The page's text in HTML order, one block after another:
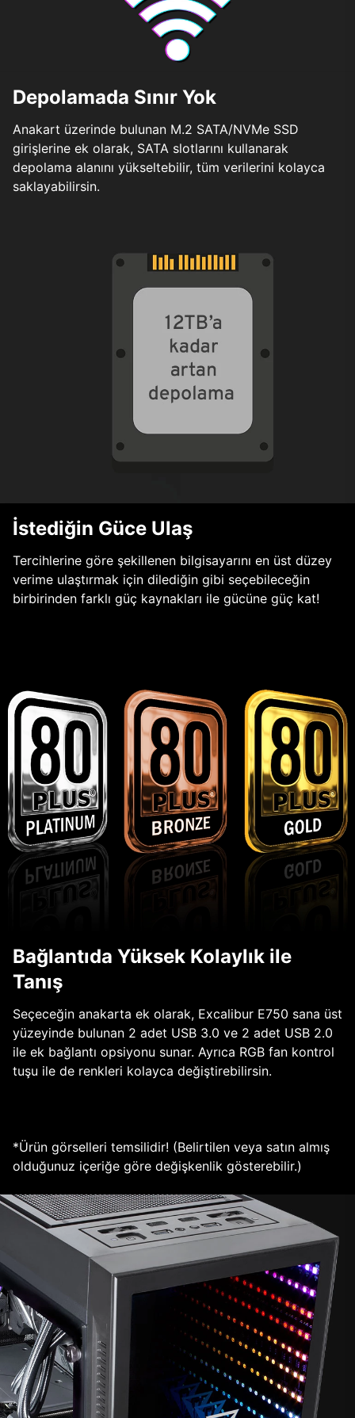
Depolamada Sınır Yok
Anakart üzerinde bulunan M.2 SATA/NVMe SSD
girişlerine ek olarak, SATA slotlarını kullanarak
depolama alanını yükseltebilir, tüm verilerini kolayca
saklayabilirsin.
İstediğin Güce Ulaş
Tercihlerine göre şekillenen bilgisayarını en üst düzey
verime ulaştırmak için dilediğin gibi seçebileceğin
birbirinden farklı güç kaynakları ile gücüne güç kat!
Bağlantıda Yüksek Kolaylık ile
Tanış
Seçeceğin anakarta ek olarak, Excalibur E750 sana üst
yüzeyinde bulunan 2 adet USB 3.0 ve 2 adet USB 2.0
ile ek bağlantı opsiyonu sunar. Ayrıca RGB fan kontrol
tuşu ile de renkleri kolayca değiştirebilirsin.
*Ürün görselleri temsilidir! (Belirtilen veya satın almış
olduğunuz içeriğe göre değişkenlik gösterebilir.)